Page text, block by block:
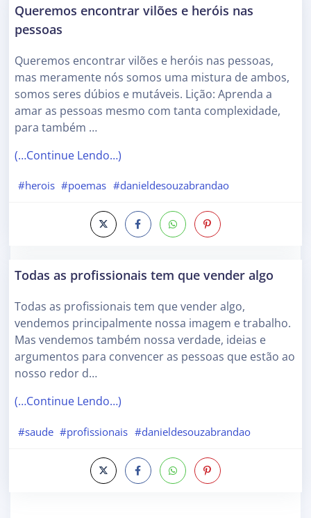
Queremos encontrar vilões e heróis nas
pessoas
Queremos encontrar vilões e heróis nas pessoas,
mas meramente nós somos uma mistura de ambos,
somos seres dúbios e mutáveis. Lição: Aprenda a
amar as pessoas mesmo com tanta complexidade,
para também …
(…Continue Lendo…)
#herois #poemas #danieldesouzabrandao
Todas as profissionais tem que vender algo
Todas as profissionais tem que vender algo,
vendemos principalmente nossa imagem e trabalho.
Mas vendemos também nossa verdade, ideias e
argumentos para convencer as pessoas que estão ao
nosso redor d…
(…Continue Lendo…)
#saude #profissionais #danieldesouzabrandao